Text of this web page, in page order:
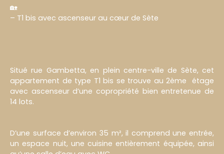
🏡
– T1 bis avec ascenseur au cœur de Sète
Situé rue Gambetta, en plein centre-ville de Sète, cet
appartement de type T1 bis se trouve au 2ème étage
avec ascenseur d’une copropriété bien entretenue de
14 lots.
D’une surface d’environ 35 m², il comprend une entrée,
un espace nuit, une cuisine entièrement équipée, ainsi